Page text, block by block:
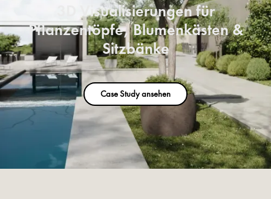
3D Visualisierungen für
Pflanzentöpfe, Blumenkästen &
Sitzbänke
Case Study ansehen